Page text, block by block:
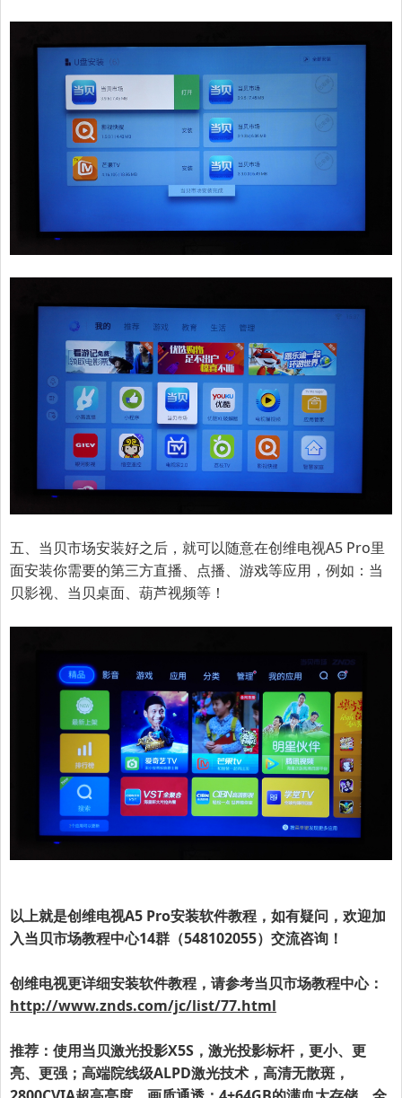
五、当贝市场安装好之后，就可以随意在创维电视A5 Pro里
面安装你需要的第三方直播、点播、游戏等应用，例如：当
贝影视、当贝桌面、葫芦视频等！
以上就是创维电视A5 Pro安装软件教程，如有疑问，欢迎加
入当贝市场教程中心14群（548102055）交流咨询！
创维电视更详细安装软件教程，请参考当贝市场教程中心：
http://www.znds.com/jc/list/77.html
推荐：使用当贝激光投影X5S，激光投影标杆，更小、更
亮、更强；高端院线级ALPD激光技术，高清无散斑，